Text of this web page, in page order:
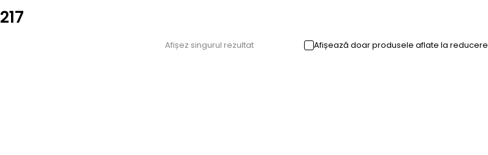
217
Afișez singurul rezultat Afișează doar produsele aflate la reducere